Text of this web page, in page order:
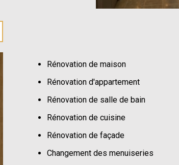
Rénovation de maison
Rénovation d'appartement
Rénovation de salle de bain
Rénovation de cuisine
Rénovation de façade
Changement des menuiseries